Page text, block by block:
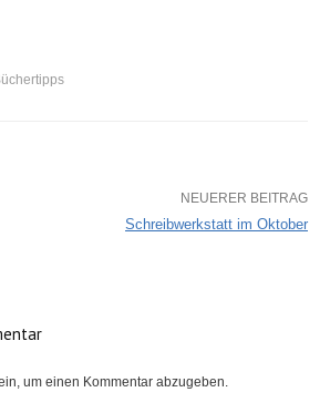
NEUERER BEITRAG
Schreibwerkstatt im Oktober
um einen Kommentar abzugeben.